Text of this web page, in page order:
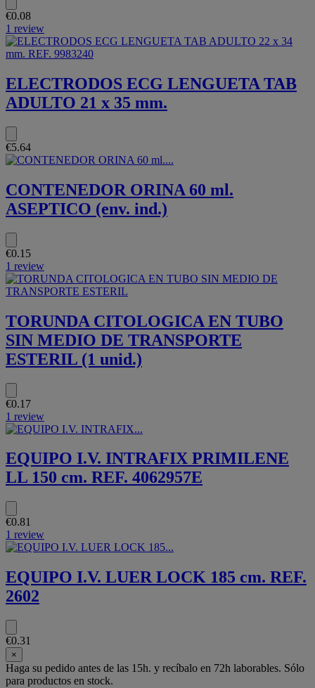
€0.08
1 review
ELECTRODOS ECG LENGUETA TAB
ADULTO 21 x 35 mm.
€5.64
CONTENEDOR ORINA 60 ml.
ASEPTICO (env. ind.)
€0.15
1 review
TORUNDA CITOLOGICA EN TUBO
SIN MEDIO DE TRANSPORTE
ESTERIL (1 unid.)
€0.17
1 review
EQUIPO I.V. INTRAFIX PRIMILENE
LL 150 cm. REF. 4062957E
€0.81
1 review
EQUIPO I.V. LUER LOCK 185 cm. REF.
2602
€0.31
×
Haga su pedido antes de las 15h. y recíbalo en 72h laborables. Sólo
para productos en stock.